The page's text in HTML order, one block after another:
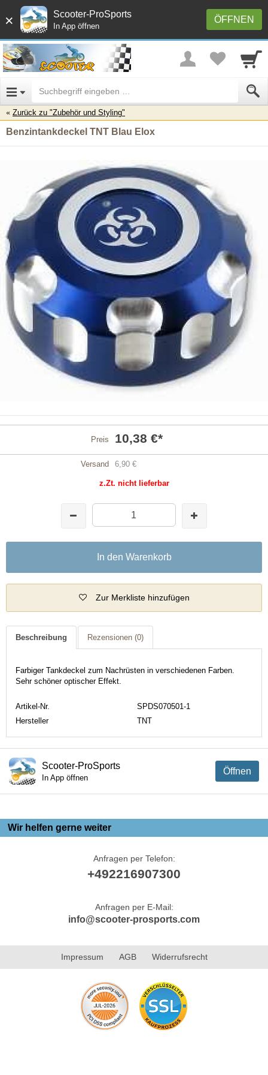
× ÖFFNEN
Scooter-ProSports
In App öffnen
Zurück zu "Zubehör und Styling"
Benzintankdeckel TNT Blau Elox
Preis 10,38 €*
Versand 6,90 €
z.Zt. nicht lieferbar
In den Warenkorb
Zur Merkliste hinzufügen
Beschreibung Rezensionen (0)
Farbiger Tankdeckel zum Nachrüsten in verschiedenen Farben.
Sehr schöner optischer Effekt.
Artikel-Nr.
SPDS070501-1
Hersteller
TNT
Öffnen
Scooter-ProSports
In App öffnen
Wir helfen gerne weiter
Anfragen per Telefon:
+492216907300
Anfragen per E-Mail:
info@scooter-prosports.com
Impressum AGB Widerrufsrecht